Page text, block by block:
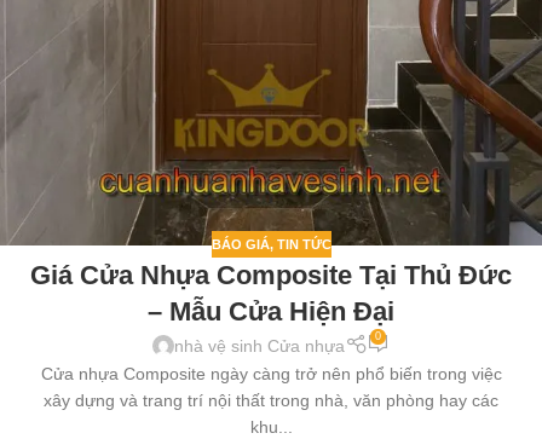
BÁO GIÁ, TIN TỨC
Giá Cửa Nhựa Composite Tại Thủ Đức
– Mẫu Cửa Hiện Đại
nhà vệ sinh Cửa nhựa 0
Cửa nhựa Composite ngày càng trở nên phổ biến trong việc
xây dựng và trang trí nội thất trong nhà, văn phòng hay các
khu...